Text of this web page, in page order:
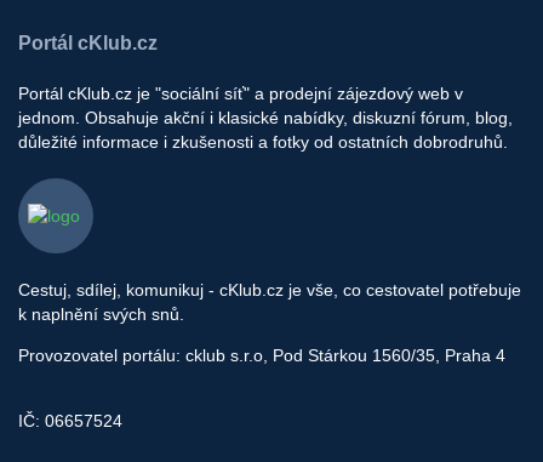
Portál cKlub.cz
Portál cKlub.cz je "sociální síť" a prodejní zájezdový web v
jednom. Obsahuje akční i klasické nabídky, diskuzní fórum, blog,
důležité informace i zkušenosti a fotky od ostatních dobrodruhů.
Cestuj, sdílej, komunikuj - cKlub.cz je vše, co cestovatel potřebuje
k naplnění svých snů.
Provozovatel portálu: cklub s.r.o, Pod Stárkou 1560/35, Praha 4
IČ: 06657524